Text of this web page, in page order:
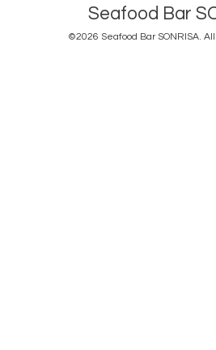
Seafood Bar
©2026 Seafood Bar SONRISA.